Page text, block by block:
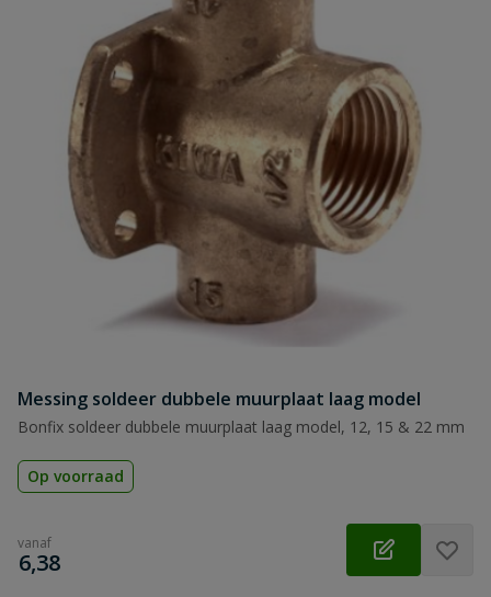
Messing soldeer dubbele muurplaat laag model
Bonfix soldeer dubbele muurplaat laag model, 12, 15 & 22 mm
Op voorraad
vanaf
€
6,38